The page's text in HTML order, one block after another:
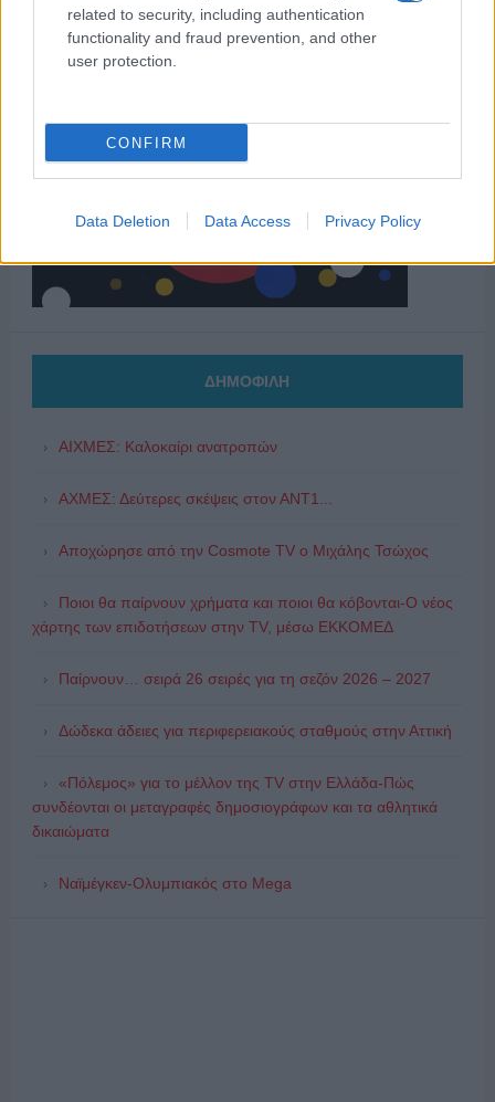
related to security, including authentication
functionality and fraud prevention, and other
user protection.
CONFIRM
Data Deletion Data Access Privacy Policy
ΔΗΜΟΦΙΛΗ
ΑΙΧΜΕΣ: Καλοκαίρι ανατροπών
ΑΧΜΕΣ: Δεύτερες σκέψεις στον ΑΝΤ1...
Αποχώρησε από την Cosmote TV o Μιχάλης Τσώχος
Ποιοι θα παίρνουν χρήματα και ποιοι θα κόβονται-Ο νέος
χάρτης των επιδοτήσεων στην TV, μέσω ΕΚΚΟΜΕΔ
Παίρνουν… σειρά 26 σειρές για τη σεζόν 2026 – 2027
Δώδεκα άδειες για περιφερειακούς σταθμούς στην Αττική
«Πόλεμος» για το μέλλον της TV στην Ελλάδα-Πώς
συνδέονται οι μεταγραφές δημοσιογράφων και τα αθλητικά
δικαιώματα
Ναϊμέγκεν-Ολυμπιακός στο Mega